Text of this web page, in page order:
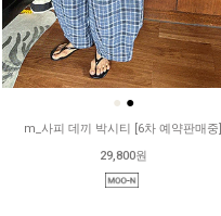
● ●
m_사피 데끼 박시티 [6차 예약판매중]
29,800원